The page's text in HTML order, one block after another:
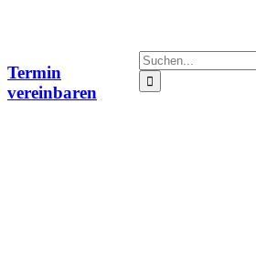
Termin
vereinbaren
Suche
nach: